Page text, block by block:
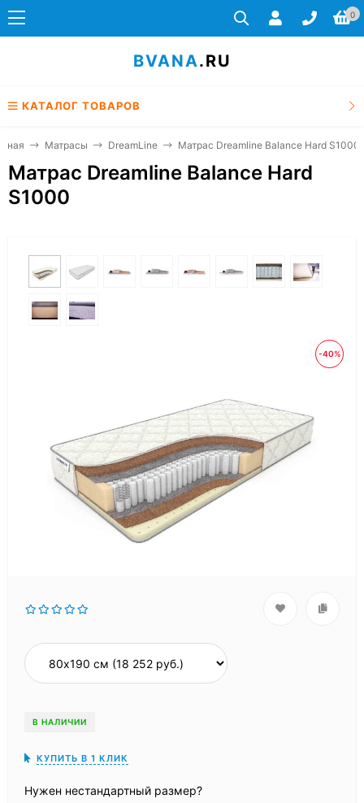
0
BVANA.RU
КАТАЛОГ ТОВАРОВ
Матрасы DreamLine Матрас Dreamline Balance Hard S1000
Матрас Dreamline Balance Hard
S1000
-40%
В НАЛИЧИИ
КУПИТЬ В 1 КЛИК
Нужен нестандартный размер?